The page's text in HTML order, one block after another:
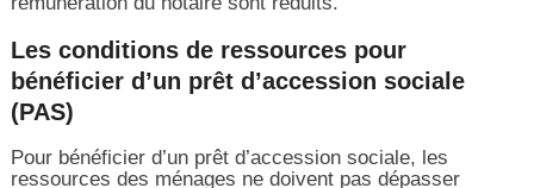
Les conditions de ressources pour
bénéficier d’un prêt d’accession sociale
(PAS)
Pour bénéficier d’un prêt d’accession sociale, les
ressources des ménages ne doivent pas dépasser